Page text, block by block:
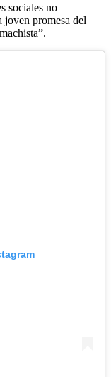
sociales no
joven promesa del